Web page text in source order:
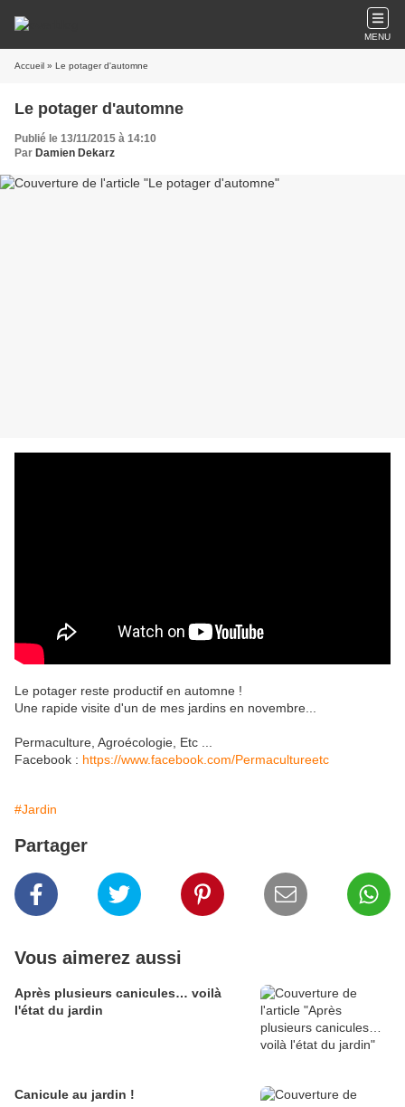
MENU
Accueil » Le potager d'automne
Le potager d'automne
Publié le 13/11/2015 à 14:10
Par Damien Dekarz
Le potager reste productif en automne !
Une rapide visite d'un de mes jardins en novembre...
Permaculture, Agroécologie, Etc ...
Facebook : https://www.facebook.com/Permacultureetc
#Jardin
Partager
Vous aimerez aussi
Après plusieurs canicules… voilà
l'état du jardin
Canicule au jardin !